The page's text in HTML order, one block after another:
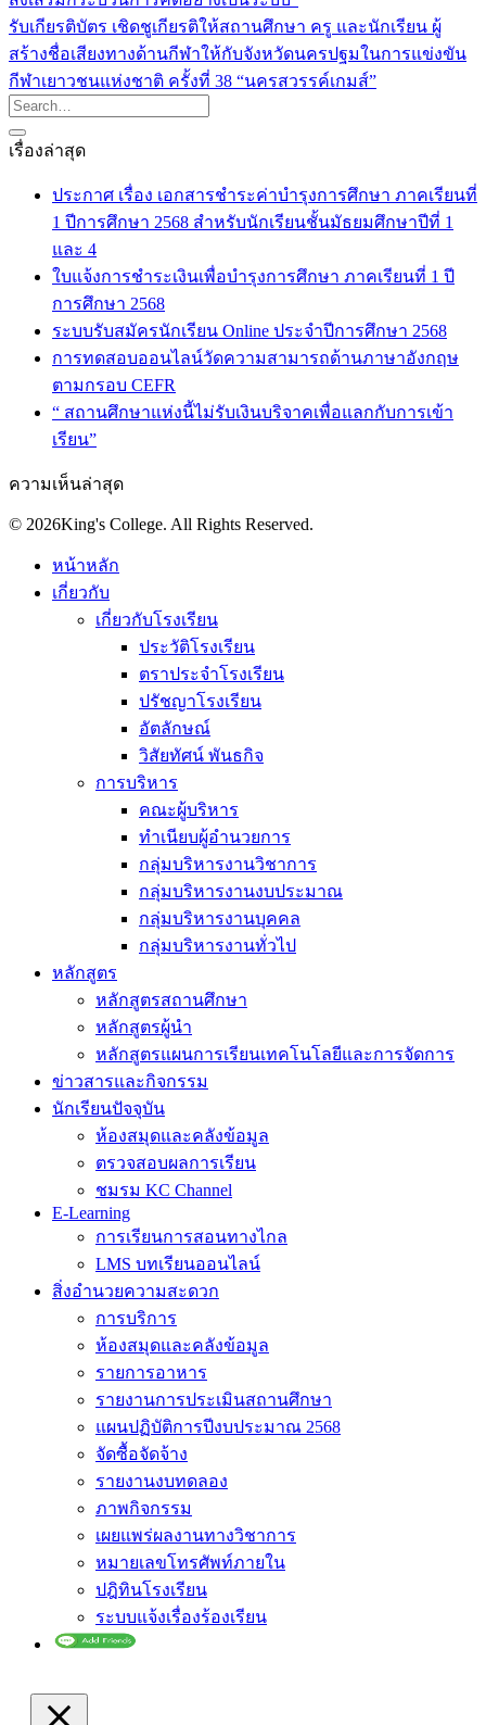
รับเกียรติบัตร เชิดชูเกียรติให้สถานศึกษา ครู และนักเรียน ผู้
สร้างชื่อเสียงทางด้านกีฬาให้กับจังหวัดนครปฐมในการแข่งขัน
กีฬาเยาวชนแห่งชาติ ครั้งที่ 38 “นครสวรรค์เกมส์”
เรื่องล่าสุด
ประกาศ เรื่อง เอกสารชำระค่าบำรุงการศึกษา ภาคเรียนที่
1 ปีการศึกษา 2568 สำหรับนักเรียนชั้นมัธยมศึกษาปีที่ 1
และ 4
ใบแจ้งการชำระเงินเพื่อบำรุงการศึกษา ภาคเรียนที่ 1 ปี
การศึกษา 2568
ระบบรับสมัครนักเรียน Online ประจำปีการศึกษา 2568
การทดสอบออนไลน์วัดความสามารถด้านภาษาอังกฤษ
ตามกรอบ CEFR
“ สถานศึกษาแห่งนี้ไม่รับเงินบริจาคเพื่อแลกกับการเข้า
เรียน”
ความเห็นล่าสุด
© 2026King's College. All Rights Reserved.
หน้าหลัก
เกี่ยวกับ
เกี่ยวกับโรงเรียน
ประวัติโรงเรียน
ตราประจำโรงเรียน
ปรัชญาโรงเรียน
อัตลักษณ์
วิสัยทัศน์ พันธกิจ
การบริหาร
คณะผู้บริหาร
ทำเนียบผู้อำนวยการ
กลุ่มบริหารงานวิชาการ
กลุ่มบริหารงานงบประมาณ
กลุ่มบริหารงานบุคคล
กลุ่มบริหารงานทั่วไป
หลักสูตร
หลักสูตรสถานศึกษา
หลักสูตรผู้นำ
หลักสูตรแผนการเรียนเทคโนโลยีและการจัดการ
ข่าวสารและกิจกรรม
นักเรียนปัจจุบัน
ห้องสมุดและคลังข้อมูล
ตรวจสอบผลการเรียน
ชมรม KC Channel
E-Learning
การเรียนการสอนทางไกล
LMS บทเรียนออนไลน์
สิ่งอำนวยความสะดวก
การบริการ
ห้องสมุดและคลังข้อมูล
รายการอาหาร
รายงานการประเมินสถานศึกษา
แผนปฏิบัติการปีงบประมาณ 2568
จัดซื้อจัดจ้าง
รายงานงบทดลอง
ภาพกิจกรรม
เผยแพร่ผลงานทางวิชาการ
หมายเลขโทรศัพท์ภายใน
ปฎิทินโรงเรียน
ระบบแจ้งเรื่องร้องเรียน